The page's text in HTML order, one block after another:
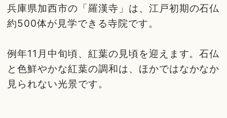
兵庫県加西市の「羅漢寺」は、江戸初期の石仏
約500体が見学できる寺院です。
例年11月中旬頃、紅葉の見頃を迎えます。石仏
と色鮮やかな紅葉の調和は、ほかではなかなか
見られない光景です。